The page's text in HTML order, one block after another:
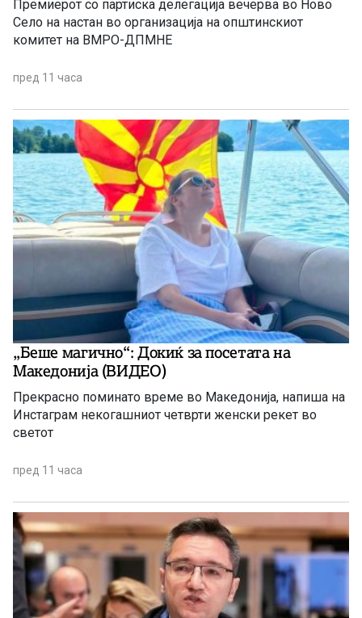
Премиерот со партиска делегација вечерва во Ново
Село на настан во организација на општинскиот
комитет на ВМРО-ДПМНЕ
пред 11 часа
„Беше магично“: Докиќ за посетата на
Македонија (ВИДЕО)
Прекрасно поминато време во Македонија, напиша на
Инстаграм некогашниот четврти женски рекет во
светот
пред 11 часа